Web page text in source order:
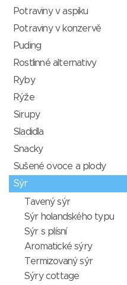
Potraviny v aspiku
Potraviny v konzervě
Puding
Rostlinné alternativy
Ryby
Rýže
Sirupy
Sladidla
Snacky
Sušené ovoce a plody
Sýr
Tavený sýr
Sýr holandského typu
Sýr s plísní
Aromatické sýry
Termizovaný sýr
Sýry cottage